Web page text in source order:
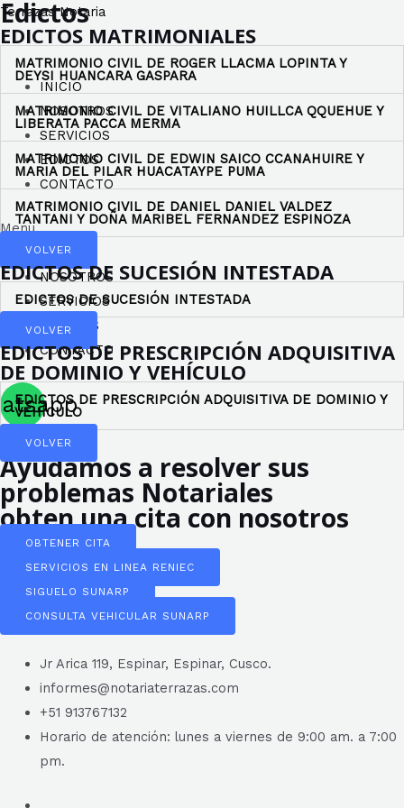
Ir
al
contenido
Terrazas Notaria
INICIO
NOSOTROS
SERVICIOS
EDICTOS
CONTACTO
Menu
INICIO
NOSOTROS
SERVICIOS
EDICTOS
CONTACTO
Edictos
EDICTOS MATRIMONIALES
MATRIMONIO CIVIL DE ROGER LLACMA LOPINTA Y
DEYSI HUANCARA GASPARA
MATRIMONIO CIVIL DE VITALIANO HUILLCA QQUEHUE Y
LIBERATA PACCA MERMA
MATRIMONIO CIVIL DE EDWIN SAICO CCANAHUIRE Y
MARIA DEL PILAR HUACATAYPE PUMA
MATRIMONIO CIVIL DE DANIEL DANIEL VALDEZ
TANTANI Y DOÑA MARIBEL FERNANDEZ ESPINOZA
VOLVER
EDICTOS DE SUCESIÓN INTESTADA
EDICTOS DE SUCESIÓN INTESTADA
VOLVER
EDICTOS DE PRESCRIPCIÓN ADQUISITIVA
DE DOMINIO Y VEHÍCULO
EDICTOS DE PRESCRIPCIÓN ADQUISITIVA DE DOMINIO Y
VEHÍCULO
VOLVER
Ayudamos a resolver sus
problemas Notariales
obten una cita con nosotros
OBTENER CITA
SERVICIOS EN LINEA RENIEC
SIGUELO SUNARP
CONSULTA VEHICULAR SUNARP
Jr Arica 119, Espinar, Espinar, Cusco.
informes@notariaterrazas.com
+51 913767132
Horario de atención: lunes a viernes de 9:00 am. a 7:00
pm.